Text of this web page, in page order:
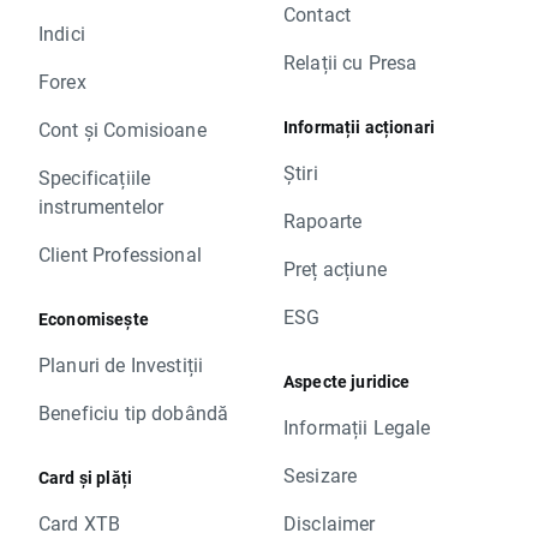
Indici
Forex
Cont și Comisioane
Specificațiile
instrumentelor
Client Professional
Economisește
Planuri de Investiții
Beneficiu tip dobândă
Card și plăți
Card XTB
Contact
Relații cu Presa
Informații acționari
Știri
Rapoarte
Preț acțiune
ESG
Aspecte juridice
Informații Legale
Sesizare
Disclaimer